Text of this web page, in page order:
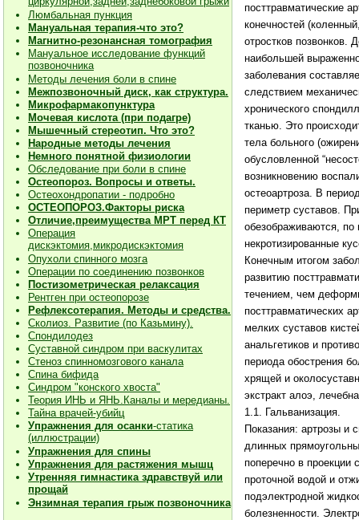
Люмбальная пункция
Мануальная терапия-что это?
Магнитно-резонансная томография
Мануальное исследование функций
позвоночника
Методы лечения боли в спине
Межпозвоночный диск, как структура.
Микрофармакопунктура
Мочевая кислота (при подагре)
Мышечный стереотип. Что это?
Народные методы лечения
Немного понятной физиологии
Обследование при боли в спине
Остеопороз. Вопросы и ответы.
Остеохондропатии - подробно
ОСТЕОПОРОЗ.Факторы риска
Отличие,преимущества МРТ перед КТ
Операция
дискэктомия,микродискэктомия
Опухоли спинного мозга
Операции по соединению позвонков
Постизометрическая релаксация
Рентген при остеопорозе
Рефлексотерапия. Методы и средства.
Сколиоз. Развитие (по Казьмину).
Спондилодез
Суставной синдром при васкулитах
Стеноз спинномозгового канала
Спина бифида
Синдром "конского хвоста"
Теория ИНЬ и ЯНЬ.Каналы и мередианы.
Тайна врачей-убийц
Упражнения для осанки-статика
(иллюстрации)
Упражнения для спины
Упражнения для растяжения мышц
Утренняя гимнастика здравствуй или
прощай
Энзимная терапия грыж позвоночника
посттравматические
конечностей
отростков позвонков.
наибольшей
заболевания
следствием
хронического
тканью. Это
тела больного
обусловленной
возникновению
остеоартроза. В
периметр суставов.
обезображиваются,
некротизированные
Конечным итогом
развитию
течением, чем
посттравматических
мелких суставов
анальгетиков и
периода обострения
хрящей и
экстракт алоэ,
1.1. Гальванизация.
Показания: артрозы
длинных
поперечно в проекции
проточной водой и
подэлектродной
болезненности.